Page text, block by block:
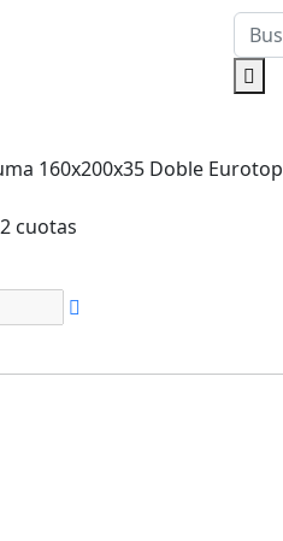
160x200x35 Doble Eurotop
cuotas